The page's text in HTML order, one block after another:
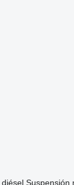
diésel Suspensión